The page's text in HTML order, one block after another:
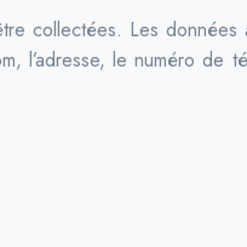
collectées. Les
l’adresse, le numéro de